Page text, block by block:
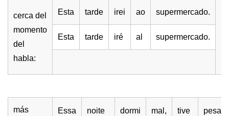
cerca del
momento
del
habla:
Esta tarde irei ao supermercado.
Esta tarde iré al supermercado.
más
Essa noite dormi mal, tive